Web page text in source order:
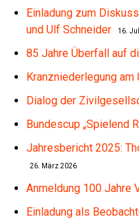
Einladung zum
und Ulf Schneider
16.
85 Jahre Überfall auf
Kranzniederlegung am
Dialog der
Bundescup „Spielend
Jahresbericht 2025:
26. März 2026
Anmeldung 100 Jahre
Einladung als